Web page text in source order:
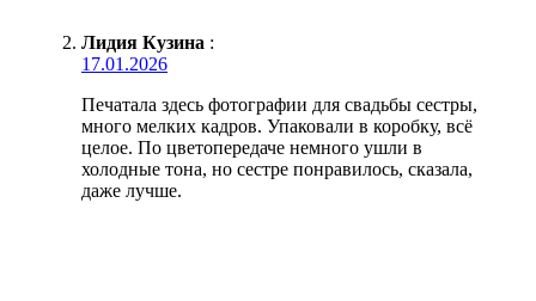
Лидия Кузина :
17.01.2026
Печатала здесь фотографии для свадьбы сестры,
много мелких кадров. Упаковали в коробку, всё
целое. По цветопередаче немного ушли в
холодные тона, но сестре понравилось, сказала,
даже лучше.